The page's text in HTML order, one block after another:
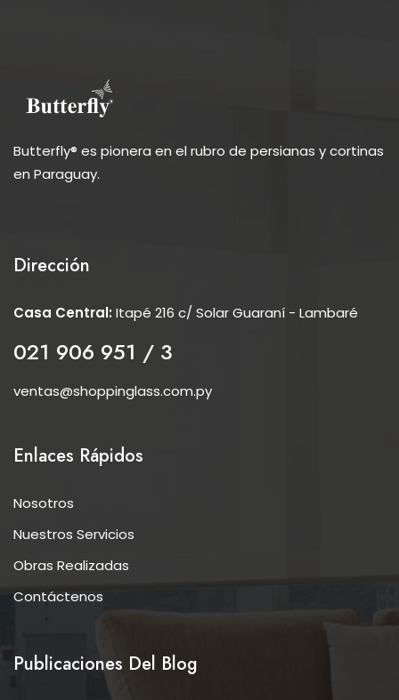
Butterfly® es pionera en el rubro de persianas y cortinas
en Paraguay.
Dirección
Casa Central: Itapé 216 c/ Solar Guaraní - Lambaré
021 906 951 / 3
ventas@shoppinglass.com.py
Enlaces Rápidos
Nosotros
Nuestros Servicios
Obras Realizadas
Contáctenos
Publicaciones Del Blog